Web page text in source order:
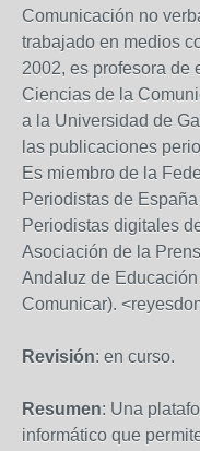
Comunicación no
trabajado en medios
2002, es profesora de
Ciencias de la
a la Universidad de
las publicaciones
Es miembro de la
Periodistas de
Periodistas digitales
Asociación de la
Andaluz de
Comunicar).
Revisión: en curso.
Resumen: Una
informático que